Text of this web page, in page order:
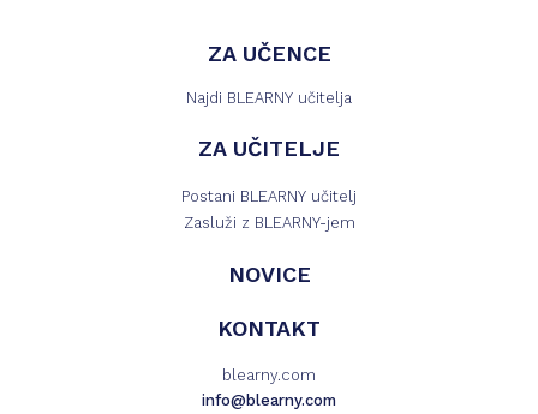
ZA UČENCE
Najdi BLEARNY učitelja
ZA UČITELJE
Postani BLEARNY učitelj
Zasluži z BLEARNY-jem
NOVICE
KONTAKT
blearny.com
info@blearny.com